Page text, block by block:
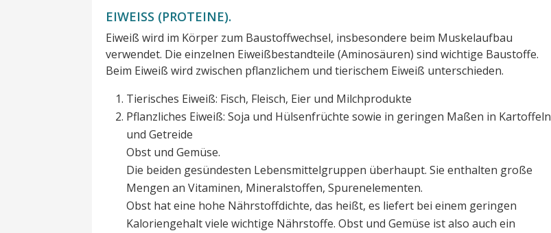
EIWEISS (PROTEINE).
Eiweiß wird im Körper zum Baustoffwechsel, insbesondere beim Muskelaufbau
verwendet. Die einzelnen Eiweißbestandteile (Aminosäuren) sind wichtige Baustoffe.
Beim Eiweiß wird zwischen pflanzlichem und tierischem Eiweiß unterschieden.
Tierisches Eiweiß: Fisch, Fleisch, Eier und Milchprodukte
Pflanzliches Eiweiß: Soja und Hülsenfrüchte sowie in geringen Maßen in Kartoffeln
und Getreide
Obst und Gemüse.
Die beiden gesündesten Lebensmittelgruppen überhaupt. Sie enthalten große
Mengen an Vitaminen, Mineralstoffen, Spurenelementen.
Obst hat eine hohe Nährstoffdichte, das heißt, es liefert bei einem geringen
Kaloriengehalt viele wichtige Nährstoffe. Obst und Gemüse ist also auch ein